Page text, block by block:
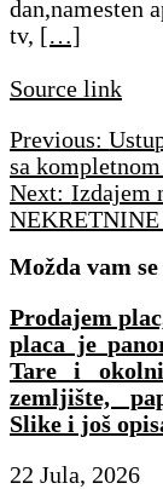
dan,namesten
tv, […]
Source link
Navigacija
članaka
Previous:
sa
Next: Izdajem
Možda vam
Prodajem
placa je
Tare i
zemljište,
Slike i još
22 Jula, 2026